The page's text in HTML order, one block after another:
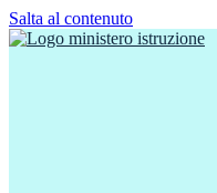
Salta al contenuto